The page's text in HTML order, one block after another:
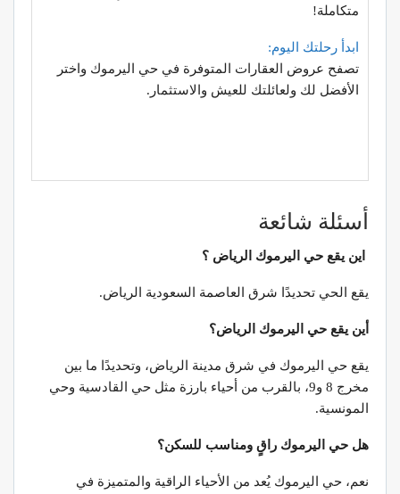
متكاملة!
ابدأ رحلتك اليوم:
تصفح عروض العقارات المتوفرة في حي اليرموك واختر
الأفضل لك ولعائلتك للعيش والاستثمار.
أسئلة شائعة
اين يقع حي اليرموك الرياض ؟
يقع الحي تحديدًا شرق العاصمة السعودية الرياض.
أين يقع حي اليرموك الرياض؟
يقع حي اليرموك في شرق مدينة الرياض، وتحديدًا ما بين
مخرج 8 و9، بالقرب من أحياء بارزة مثل حي القادسية وحي
المونسية.
هل حي اليرموك راقٍ ومناسب للسكن؟
نعم، حي اليرموك يُعد من الأحياء الراقية والمتميزة في